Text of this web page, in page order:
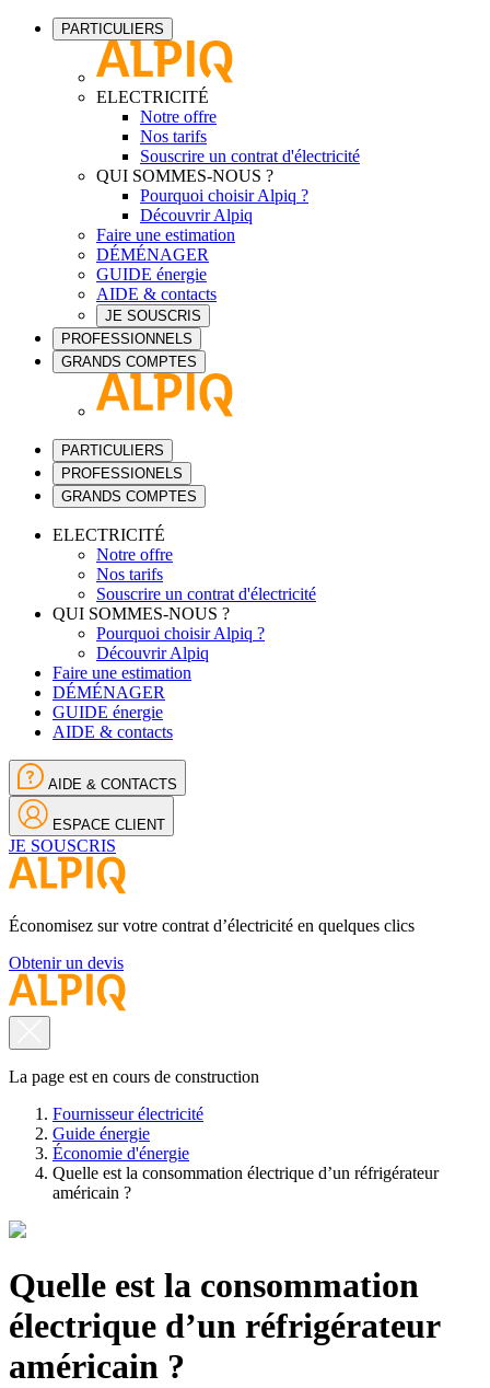
PARTICULIERS
ELECTRICITÉ
Notre offre
Nos tarifs
Souscrire un contrat d'électricité
QUI SOMMES-NOUS ?
Pourquoi choisir Alpiq ?
Découvrir Alpiq
Faire une estimation
DÉMÉNAGER
GUIDE énergie
AIDE & contacts
JE SOUSCRIS
PROFESSIONNELS
GRANDS COMPTES
PARTICULIERS
PROFESSIONELS
GRANDS COMPTES
ELECTRICITÉ
Notre offre
Nos tarifs
Souscrire un contrat d'électricité
QUI SOMMES-NOUS ?
Pourquoi choisir Alpiq ?
Découvrir Alpiq
Faire une estimation
DÉMÉNAGER
GUIDE énergie
AIDE & contacts
AIDE & CONTACTS
ESPACE CLIENT
JE SOUSCRIS
Économisez sur votre contrat d’électricité en quelques clics
Obtenir un devis
La page est en cours de construction
Fournisseur électricité
Guide énergie
Économie d'énergie
Quelle est la consommation électrique d’un réfrigérateur
américain ?
Quelle est la consommation
électrique d’un réfrigérateur
américain ?